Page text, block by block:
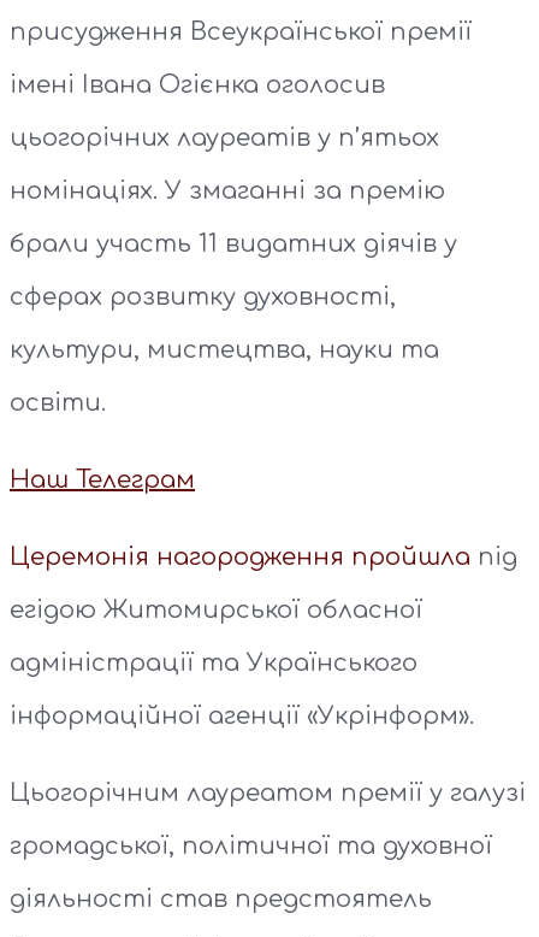
присудження Всеукраїнської премії
імені Івана Огієнка оголосив
цьогорічних лауреатів у п’ятьох
номінаціях. У змаганні за премію
брали участь 11 видатних діячів у
сферах розвитку духовності,
культури, мистецтва, науки та
освіти.
Наш Телеграм
Церемонія нагородження пройшла під
егідою Житомирської обласної
адміністрації та Українського
інформаційної агенції «Укрінформ».
Цьогорічним лауреатом премії у галузі
громадської, політичної та духовної
діяльності став предстоятель